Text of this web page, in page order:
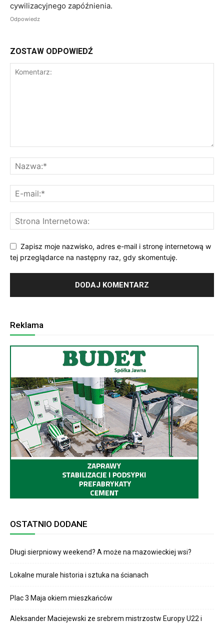
cywilizacyjnego zapóźnienia.
Odpowiedz
ZOSTAW ODPOWIEDŹ
Zapisz moje nazwisko, adres e-mail i stronę internetową w
tej przeglądarce na następny raz, gdy skomentuję.
Reklama
OSTATNIO DODANE
Długi sierpniowy weekend? A może na mazowieckiej wsi?
Lokalne murale historia i sztuka na ścianach
Plac 3 Maja okiem mieszkańców
Aleksander Maciejewski ze srebrem mistrzostw Europy U22 i